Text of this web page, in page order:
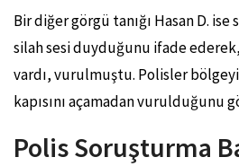
Bir diğer görgü tanığı Hasan D.
silah sesi duyduğunu ifade ederek,
vardı, vurulmuştu. Polisler bölgeyi
kapısını açamadan vurulduğunu
Polis Soruşturma